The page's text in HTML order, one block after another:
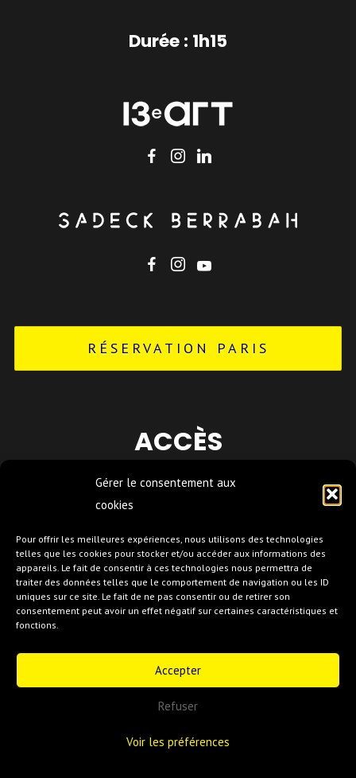
Gérer le consentement aux
cookies
Pour offrir les meilleures expériences, nous utilisons des technologies
telles que les cookies pour stocker et/ou accéder aux informations des
appareils. Le fait de consentir à ces technologies nous permettra de
traiter des données telles que le comportement de navigation ou les ID
uniques sur ce site. Le fait de ne pas consentir ou de retirer son
consentement peut avoir un effet négatif sur certaines caractéristiques et
fonctions.
Accepter
Refuser
Voir les préférences
Durée : 1h15
RÉSERVATION PARIS
ACCÈS
Centre commercial Italie Deux, 30 place d’Italie –
75013 Paris
En métro : Lignes 5 / 6 / 7 – Station : Place d’Italie –
Sortie 2
En vélib : 11 avenue d’Italie
Art Murmuration -Crédits